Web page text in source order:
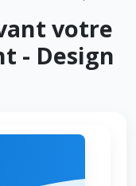
votre
- Design